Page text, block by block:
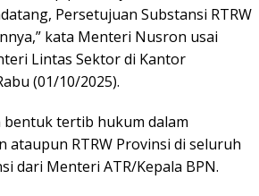
Persetujuan Substansi RTRW
kata Menteri Nusron usai
Lintas Sektor di Kantor
(01/10/2025).
bentuk tertib hukum dalam
ataupun RTRW Provinsi di seluruh
dari Menteri ATR/Kepala BPN.